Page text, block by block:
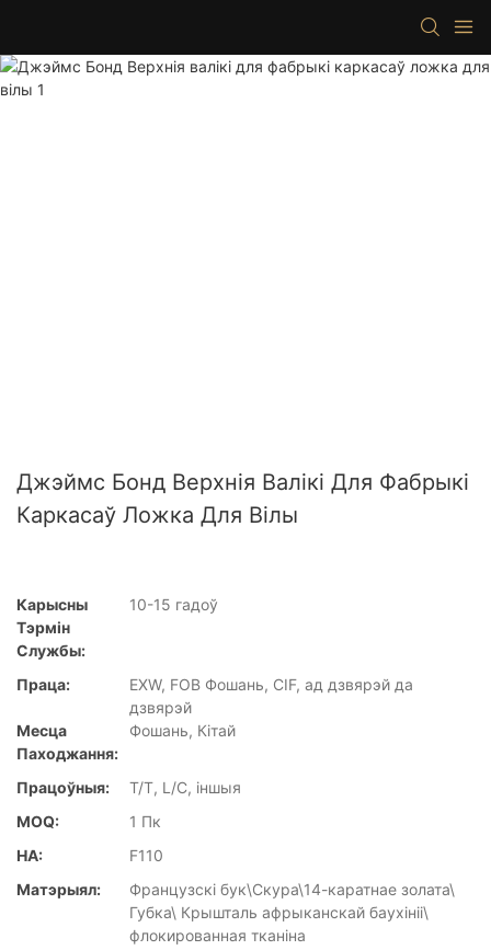
Джэймс Бонд Верхнія Валікі Для Фабрыкі
Каркасаў Ложка Для Вілы
Карысны
Тэрмін
Службы:
10-15 гадоў
Праца:
EXW, FOB Фошань, CIF, ад дзвярэй да
дзвярэй
Месца
Паходжання:
Фошань, Кітай
Працоўныя:
T/T, L/C, іншыя
MOQ:
1 Пк
НА:
F110
Матэрыял:
Французскі бук\Скура\14-каратнае золата\
Губка\ Крышталь афрыканскай баухініі\
флокированная тканіна